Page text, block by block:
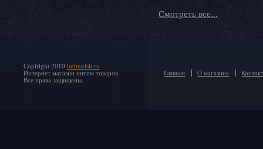
Смотреть все...
Copiright 2010 intimvisit.ru
Интернет магазин интим товаров
Все права защищены.
Главная О магазине